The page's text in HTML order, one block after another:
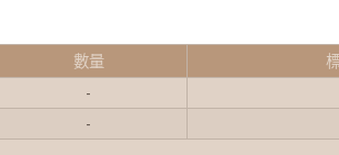
數量
-
-